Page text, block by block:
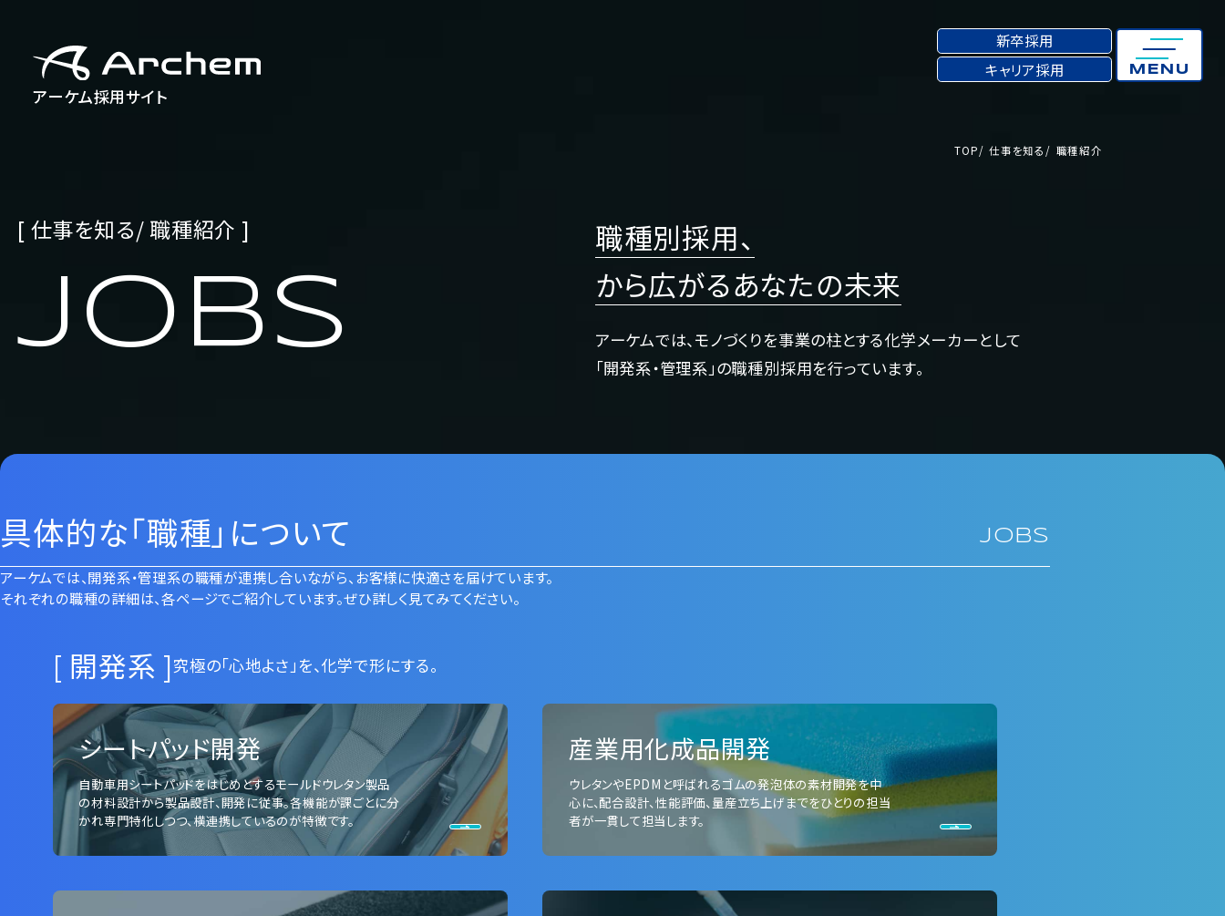
アーケム採用サイト
新卒採用
キャリア採用
MENU
TOP 仕事を知る
TOP 仕事を知る 職種紹介
[ 仕事を知る/ 職種紹介 ]
JOBS
職種別採用、
から広がるあなたの未来
アーケムでは、モノづくりを事業の柱とする化学メーカーとして
「開発系・管理系」の職種別採用を行っています。
具体的な「職種」について JOBS
アーケムでは、開発系・管理系の職種が連携し合いながら、お客様に快適さを届けています。
それぞれの職種の詳細は、各ページでご紹介しています。ぜひ詳しく⾒てみてください。
[ 開発系 ]究極の「心地よさ」を、化学で形にする。
シートパッド開発
自動車用シートパッドをはじめとするモールドウレタン製品
の材料設計から製品設計、開発に従事。各機能が課ごとに分
かれ専門特化しつつ、横連携しているのが特徴です。
産業用化成品開発
ウレタンやEPDMと呼ばれるゴムの発泡体の素材開発を中
心に、配合設計、性能評価、量産立ち上げまでをひとりの担当
者が一貫して担当します。